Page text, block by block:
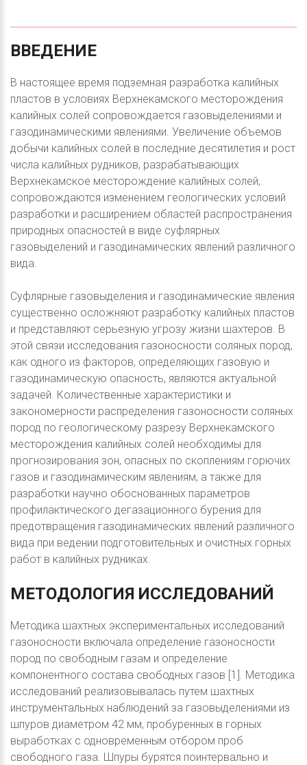
ВВЕДЕНИЕ
В настоящее время подземная разработка калийных
пластов в условиях Верхнекамского месторождения
калийных солей сопровождается газовыделениями и
газодинамическими явлениями. Увеличение объемов
добычи калийных солей в последние десятилетия и рост
числа калийных рудников, разрабатывающих
Верхнекамское месторождение калийных солей,
сопровождаются изменением геологических условий
разработки и расширением областей распространения
природных опасностей в виде суфлярных
газовыделений и газодинамических явлений различного
вида.
Суфлярные газовыделения и газодинамические явления
существенно осложняют разработку калийных пластов
и представляют серьезную угрозу жизни шахтеров. В
этой связи исследования газоносности соляных пород,
как одного из факторов, определяющих газовую и
газодинамическую опасность, являются актуальной
задачей. Количественные характеристики и
закономерности распределения газоносности соляных
пород по геологическому разрезу Верхнекамского
месторождения калийных солей необходимы для
прогнозирования зон, опасных по скоплениям горючих
газов и газодинамическим явлениям, а также для
разработки научно обоснованных параметров
профилактического дегазационного бурения для
предотвращения газодинамических явлений различного
вида при ведении подготовительных и очистных горных
работ в калийных рудниках.
МЕТОДОЛОГИЯ ИССЛЕДОВАНИЙ
Методика шахтных экспериментальных исследований
газоносности включала определение газоносности
пород по свободным газам и определение
компонентного состава свободных газов [1]. Методика
исследований реализовывалась путем шахтных
инструментальных наблюдений за газовыделениями из
шпуров диаметром 42 мм, пробуренных в горных
выработках с одновременным отбором проб
свободного газа. Шпуры бурятся поинтервально и